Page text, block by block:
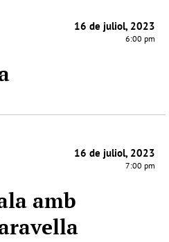
16 de juliol, 2023
6:00 pm
16 de juliol, 2023
7:00 pm
amb